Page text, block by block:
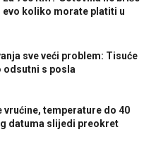
evo koliko morate platiti u
sve veći problem: Tisuće
odsutni s posla
vrućine, temperature do 40
datuma slijedi preokret